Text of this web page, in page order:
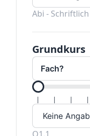
Abi - Schriftlich
Grundkurs
| | | |